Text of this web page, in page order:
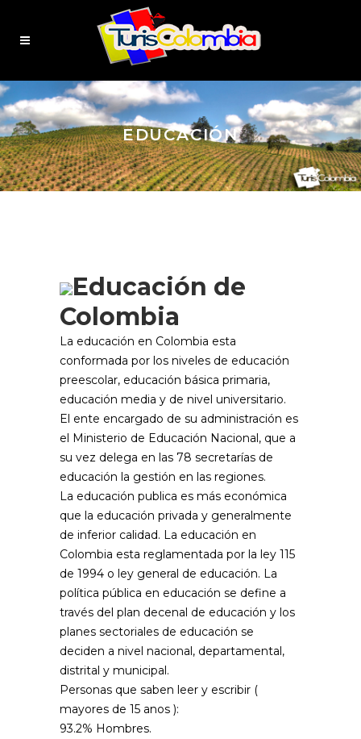
EDUCACIÓN
Educación de
Colombia
La educación en Colombia esta
conformada por los niveles de educación
preescolar, educación básica primaria,
educación media y de nivel universitario.
El ente encargado de su administración es
el Ministerio de Educación Nacional, que a
su vez delega en las 78 secretarías de
educación la gestión en las regiones.
La educación publica es más económica
que la educación privada y generalmente
de inferior calidad. La educación en
Colombia esta reglamentada por la ley 115
de 1994 o ley general de educación. La
política pública en educación se define a
través del plan decenal de educación y los
planes sectoriales de educación se
deciden a nivel nacional, departamental,
distrital y municipal.
Personas que saben leer y escribir (
mayores de 15 anos ):
93.2% Hombres.